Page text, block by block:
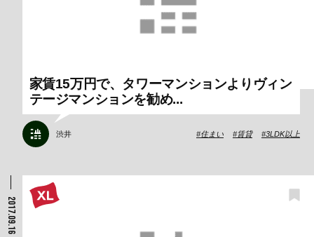
家賃15万円で、タワーマンションよりヴィン
テージマンションを勧め...
渋井 住まい 賃貸 3LDK以上
2017.09.16